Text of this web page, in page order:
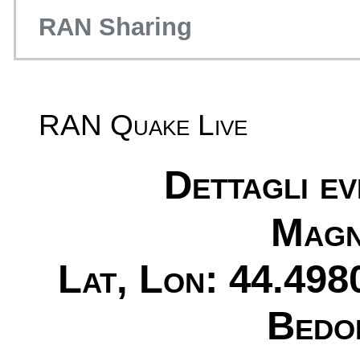
RAN Sharing
RAN Quake Live
Dettagli
Lat, Lon: